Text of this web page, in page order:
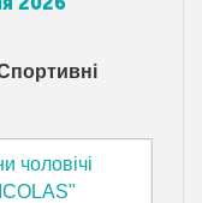
чоловічі